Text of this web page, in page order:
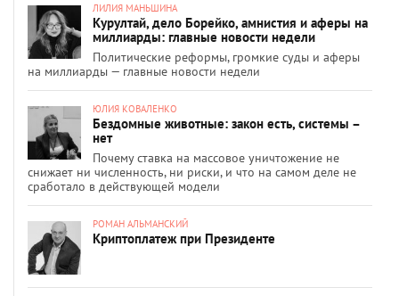
ЛИЛИЯ МАНЬШИНА
Курултай, дело Борейко, амнистия и аферы на
миллиарды: главные новости недели
Политические реформы, громкие суды и аферы
на миллиарды — главные новости недели
ЮЛИЯ КОВАЛЕНКО
Бездомные животные: закон есть, системы –
нет
Почему ставка на массовое уничтожение не
снижает ни численность, ни риски, и что на самом деле не
сработало в действующей модели
РОМАН АЛЬМАНСКИЙ
Криптоплатеж при Президенте